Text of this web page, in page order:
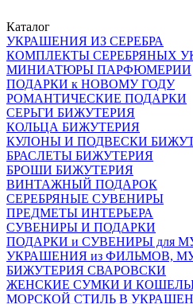
Каталог
УКРАШЕНИЯ ИЗ СЕРЕБРА
КОМПЛЕКТЫ СЕРЕБРЯНЫХ
МИНИАТЮРЫ ПАРФЮМЕРИИ
ПОДАРКИ к НОВОМУ ГОДУ
РОМАНТИЧЕСКИЕ ПОДАРКИ
СЕРЬГИ БИЖУТЕРИЯ
КОЛЬЦА БИЖУТЕРИЯ
КУЛОНЫ И ПОДВЕСКИ
БРАСЛЕТЫ БИЖУТЕРИЯ
БРОШИ БИЖУТЕРИЯ
ВИНТАЖНЫЙ ПОДАРОК
СЕРЕБРЯНЫЕ СУВЕНИРЫ
ПРЕДМЕТЫ ИНТЕРЬЕРА
СУВЕНИРЫ И ПОДАРКИ
ПОДАРКИ и СУВЕНИРЫ для
УКРАШЕНИЯ из ФИЛЬМОВ,
БИЖУТЕРИЯ СВАРОВСКИ
ЖЕНСКИЕ СУМКИ И
МОРСКОЙ СТИЛЬ В